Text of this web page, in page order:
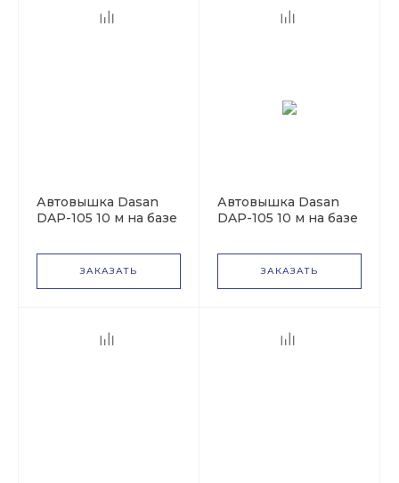
Автовышка Dasan
DAP-105 10 м на базе
ЗАКАЗАТЬ
Автовышка Dasan
DAP-105 10 м на базе
ЗАКАЗАТЬ